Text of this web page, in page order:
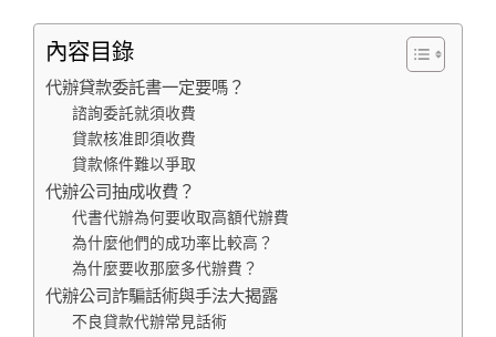
內容目錄
代辦貸款委託書一定要嗎？
諮詢委託就須收費
貸款核准即須收費
貸款條件難以爭取
代辦公司抽成收費？
代書代辦為何要收取高額代辦費
為什麼他們的成功率比較高？
為什麼要收那麼多代辦費？
代辦公司詐騙話術與手法大揭露
不良貸款代辦常見話術